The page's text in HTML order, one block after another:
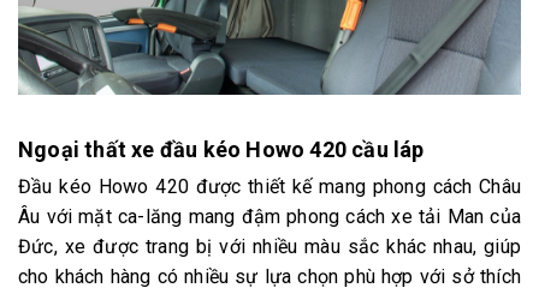
Ngoại thất xe đầu kéo Howo 420 cầu láp
Đầu kéo Howo 420 được thiết kế mang phong cách Châu
Âu với mặt ca-lăng mang đậm phong cách xe tải Man của
Đức, xe được trang bị với nhiều màu sắc khác nhau, giúp
cho khách hàng có nhiều sự lựa chọn phù hợp với sở thích